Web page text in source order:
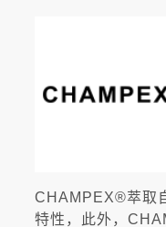
CHAMPEX®萃取
特性，此外，